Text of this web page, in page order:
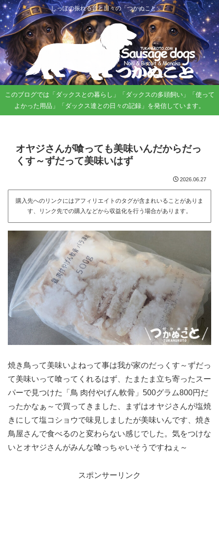
しっぽの振れる音と日々の「つかぬこと」。
このブログでは「ダックスとの暮らし」「ダックスの多頭飼い」「使って
よかった用品」「ダックス達との日々の記録」を発信しています。
オヤジさんが喰っても美味いんだからだっ
くす～ずだって美味いはず
2026.06.27
購入先へのリンクにはアフィリエイトのタグが含まれいることがありま
す、リンク先での購入などから収益化を行う場合があります。
焼き鳥って美味いよねって事は我が家のだっくす～ずだっ
て美味いって喰ってくれるはず、たまたま立ち寄ったスー
パーで見つけた「鳥 肉付やげん軟骨」500グラム800円だ
ったかなぁ～で買ってきました、まずはオヤジさんが塩焼
きにして塩コショウで味見しましたが美味いんです、焼き
鳥屋さんで食べるのと変わらない感じでした。気をつけな
いとオヤジさんがみんな喰っちゃいそうですねぇ～
スポンサーリンク